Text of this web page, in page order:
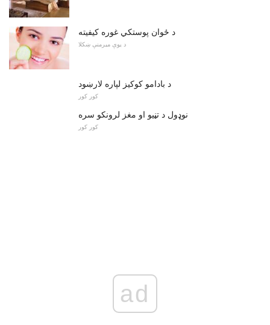
د ځوان پوستکي غوره کیفیته
د یوې میرمنې ښکلا
د بادامو کوکیز لپاره لارښود
کور کور
نوډول د تڼیو او مغز لرونکو سره
کور کور
ad